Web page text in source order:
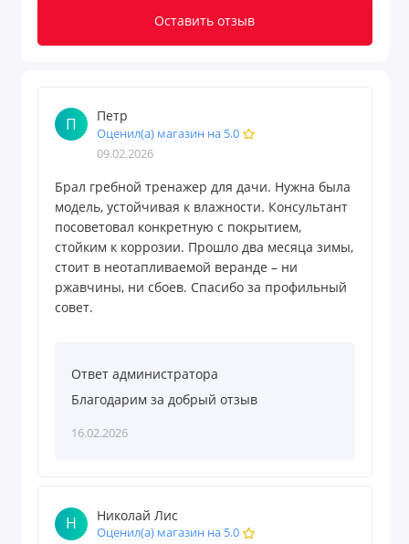
П Петр
Оценил(а) магазин на 5.0
09.02.2026
Брал гребной тренажер для дачи. Нужна была
модель, устойчивая к влажности. Консультант
посоветовал конкретную с покрытием,
стойким к коррозии. Прошло два месяца зимы,
стоит в неотапливаемой веранде – ни
ржавчины, ни сбоев. Спасибо за профильный
совет.
Ответ администратора
Благодарим за добрый отзыв
16.02.2026
Н Николай Лис
Оценил(а) магазин на 5.0
Оставить отзыв